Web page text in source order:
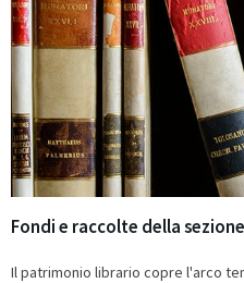
Fondi e raccolte della
Il patrimonio librario copre l'arco